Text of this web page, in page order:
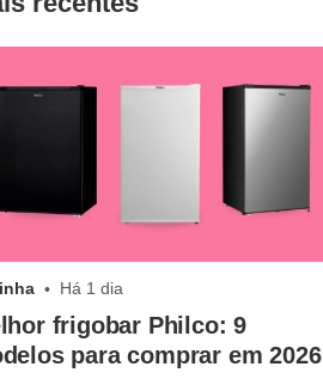
Há 1 dia
frigobar Philco: 9
para comprar em 2026